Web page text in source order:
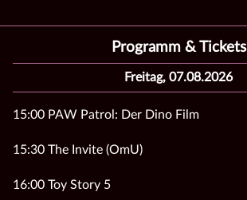
Programm & Tickets
Freitag, 07.08.2026
15:00 PAW Patrol: Der Dino Film
15:30 The Invite (OmU)
16:00 Toy Story 5